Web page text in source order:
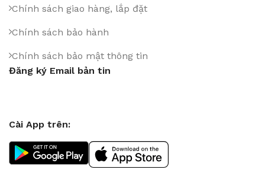
Chính sách giao hàng, lắp đặt
Chính sách bảo hành
Chính sách bảo mật thông tin
Đăng ký Email bản tin
Cài App trên: